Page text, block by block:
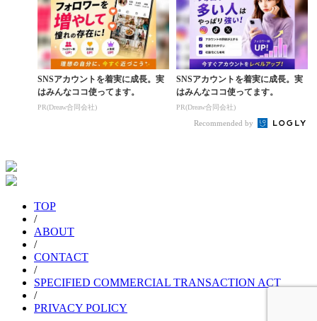
SNSアカウントを着実に成長。実
はみんなココ使ってます。
PR(Dreaw合同会社)
SNSアカウントを着実に成長。実
はみんなココ使ってます。
PR(Dreaw合同会社)
Recommended by
TOP
/
ABOUT
/
CONTACT
/
SPECIFIED COMMERCIAL TRANSACTION ACT
/
PRIVACY POLICY